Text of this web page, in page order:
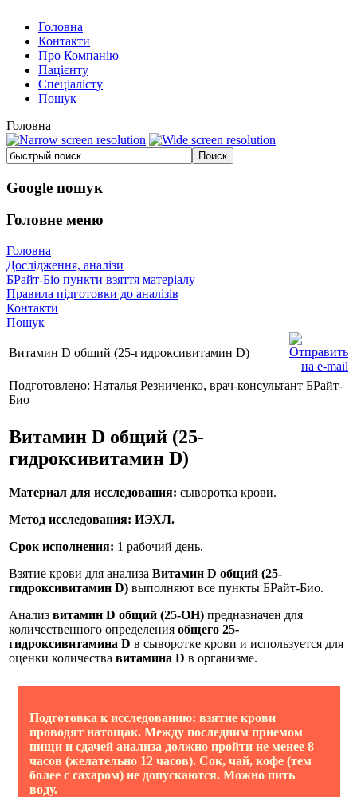
Головна
Контакти
Про Компанію
Пацієнту
Спеціалісту
Пошук
Головна
Google пошук
Головне меню
Головна
Дослідження, аналізи
БРайт-Біо пункти взяття матеріалу
Правила підготовки до аналізів
Контакти
Пошук
Витамин D общий (25-гидроксивитамин D)
Подготовлено: Наталья Резниченко, врач-консультант БРайт-
Био
Витамин D общий (25-
гидроксивитамин D)
Материал для исследования: сыворотка крови.
Метод исследования: ИЭХЛ.
Срок исполнения: 1 рабочий день.
Взятие крови для анализа Витамин D общий (25-
гидроксивитамин D) выполняют все пункты БРайт-Био.
Анализ витамин D общий (25-OH) предназначен для
количественного определения общего 25-
гидроксивитамина D в сыворотке крови и используется для
оценки количества витамина D в организме.
Подготовка к исследованию: взятие крови
проводят натощак. Между последним приемом
пищи и сдачей анализа должно пройти не менее 8
часов (желательно 12 часов). Сок, чай, кофе (тем
более с сахаром) не допускаются. Можно пить
воду.